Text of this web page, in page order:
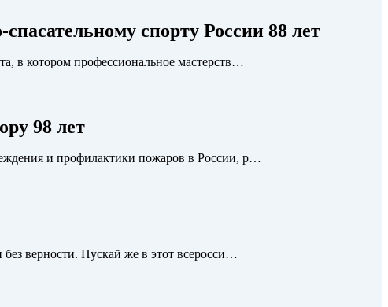
спорту России 88 лет
в котором профессиональное мастерств…
98 лет
и профилактики пожаров в России, р…
верности. Пускай же в этот всеросси…